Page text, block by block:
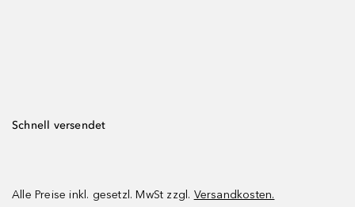
Schnell versendet
Alle Preise inkl. gesetzl. MwSt zzgl. Versandkosten.